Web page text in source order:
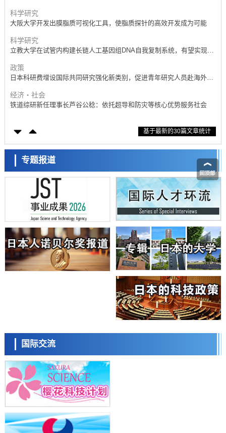
科学研究
大阪大学开发出膜脂质可视化工具，使脂质探针的高效开发成为可能
科学研究
立教大学在试管内构建长链人工基因组DNA自我复制系统，有望实现携
政策
日本科研费增设国际共同研究强化新类别，促进青年研究人员赴海外开
经济・社会
铁道综研新任理事长芦谷公稔：依托超导和防灾等核心优势服务社会
东京大学通过叶绿体基因组编辑技术强化碳固定酶，成功提高光合作用
科学研究
藤田医科大学等成功鉴定出非结核分枝杆菌生存的必需基因，首次揭示
该基因的必要性因菌株而异
经济・社会
【AI法下篇】如何应对AI的不可控性——中央大学平野晋教授专访
科学研究
日本学术会议：为保持土壤健康应采取哪些措施？探讨土壤保护与强化
的具体对策
科学研究
大阪大学开发基于水氢键网络的温度预测新方法，AI从分子排列信息中
高精度解读
经济・社会
【AI法上篇】如何对“将人生交给AI”保持危机感——中央大学平野晋教
庆应义塾大学阐明脑内“游击手”小胶质细胞包裹保护受损神经细胞的机
制，有望用于开发阿尔茨海默病等疾病疗法
劣化抑制机制，为提升轮胎安全性与耐久性的材料设计开辟道路
科学研究
近畿大学等发现植物染料“日本茜”的红色成分可抑制老化与炎症，有望
科学研究
群马大学开发针对难治性癫痫的新型基因疗法，利用超小型GAD67启动
子抑制发作
科学研究
九州大学揭示夜间眼压升高机制：两种激素波动叠加所致
科学研究
基于最新的30篇文章统计
专题报道
国际交流
流员
小岩井忠道